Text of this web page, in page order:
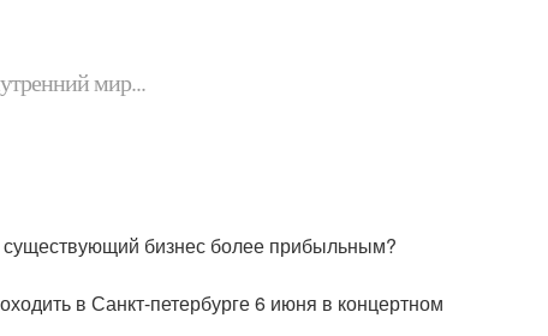
мир...
бизнес более прибыльным?
в Санкт-петербурге 6 июня в концертном